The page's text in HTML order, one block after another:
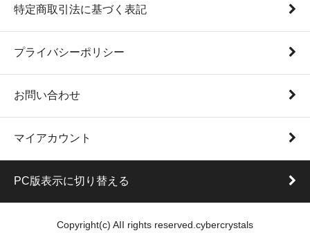
特定商取引法に基づく表記
プライバシーポリシー
お問い合わせ
マイアカウント
PC版表示に切り替える
Copyright(c) AII rights reserved.cybercrystals